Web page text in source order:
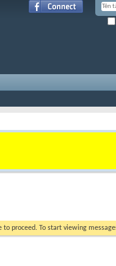
to proceed. To start viewing